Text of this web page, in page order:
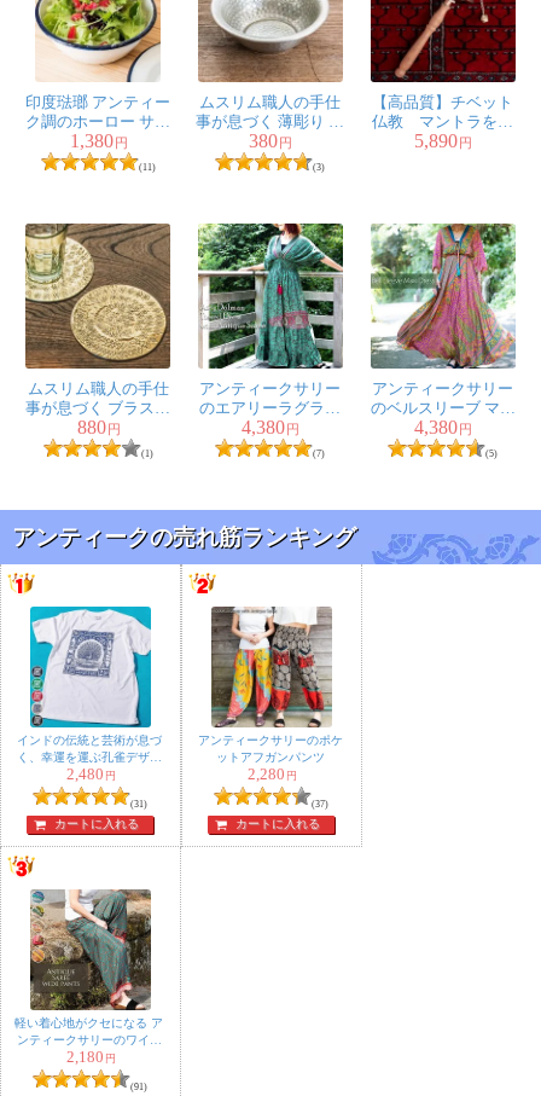
印度琺瑯 アンティー
ク調のホーロー サラ
ダボウル - 18.5cm
1,380円
(11)
ムスリム職人の手仕
事が息づく 薄彫り ア
ルミボウル 直径：約
8.5cm
380円
(3)
【高品質】チベット
仏教 マントラを唱
える 手持ちマニ車
5,890円
ムスリム職人の手仕
事が息づく ブラスコ
ースター 網目仕上げ
880円
(1)
アンティークサリー
のエアリーラグラン
ティアードドレス
4,380円
(7)
アンティークサリー
のベルスリーブ マキ
シワンピース
4,380円
(5)
アンティークの売れ筋ランキング
インドの伝統と芸術が息づ
く、幸運を運ぶ孔雀デザイ
ン アンティーク調 Tシ
ャツ 5.6oz生地 綿 コットン
100%
2,480 円
(31)
カートに入れる
アンティークサリーのポケ
ットアフガンパンツ
2,280 円
(37)
カートに入れる
軽い着心地がクセになる ア
ンティークサリーのワイド
パンツ
2,180 円
(91)